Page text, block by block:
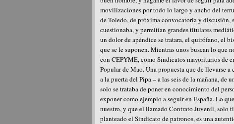
movilizaciones por todo lo largo y ancho del
de Toledo, de próxima convocatoria y discusión,
cuestionaba, y permitían grandes titulares
un dolor de apéndice se tratara, el quirófano, el
que se le suponen. Mientras unos buscan lo que
con CEPYME, como Sindicatos mayoritarios de
Popular de Mao. Una propuesta que de llevarse
a la puerta del Pipa – a las seis de la mañana, de
solo se trataba de poner en conocimiento del
exponer como ejemplo a seguir en España. Lo
nuestro, y que el llamado Contrato Juvenil, solo
planteado el Sindicato de patronos, es una